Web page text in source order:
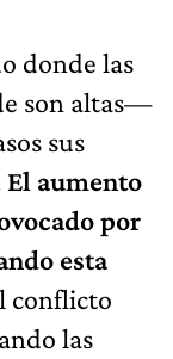
donde las
son altas—
sus
El aumento
por
esta
conflicto
las